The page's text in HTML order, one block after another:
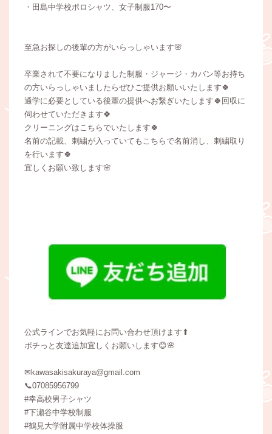
・田島中学校ポロシャツ、女子制服170〜
至急お探しの後輩の方がいらっしゃいます🌸
卒業されて不要になりました制服・ジャージ・カバン等お持ち
の方いらっしゃいましたらぜひご提供お願いいたします🍀
通学に必要としている後輩の提供へお繋ぎいたします🍀回収に
伺わせていただきます🍀
クリーニングはこちらでいたします🍀
名前の記載、刺繍が入っていてもこちらで名前消し、刺繍取り
を行います🍀
宜しくお願い致します🌸
公式ラインでお気軽にお問い合わせ頂けます⬆
ポチっと友達追加宜しくお願いします😊🌸
✉kawasakisakuraya@gmail.com
📞07085956799
#幸高校男子シャツ
#下瀬谷中学校制服
#鶴見大学附属中学校体操服